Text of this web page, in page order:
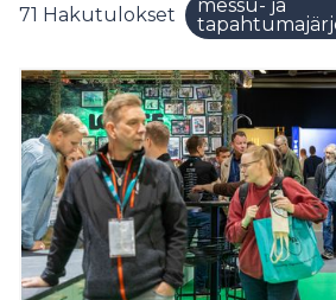
71 Hakutulokset
messu- ja